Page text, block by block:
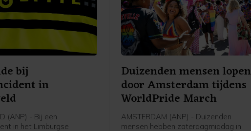
bij
in
(ANP) - Bij een
in het Limburgse
Duizenden mensen lopen
door Amsterdam tijdens
WorldPride March
AMSTERDAM (ANP) - Duizenden
mensen hebben zaterdagmiddag in